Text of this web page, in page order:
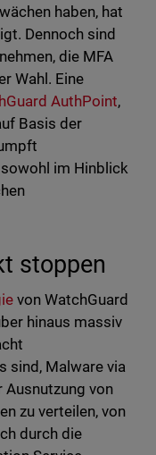
haben, hat
Dennoch sind
die MFA
Wahl. Eine
AuthPoint,
Basis der
im Hinblick
stoppen
von WatchGuard
hinaus massiv
sind, Malware via
Ausnutzung von
zu verteilen, von
durch die